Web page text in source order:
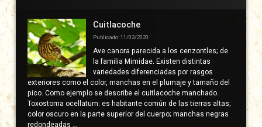
derecha
Cuitlacoche
Publicado: 11/03/2020
Ave canora parecida a los cenzontles; de
la familia Mimidae. Existen distintas
variedades diferenciadas por rasgos
exteriores como el color, manchas en el plumaje y tamaño del
pico. Como ejemplo se describe el cuitlacoche manchado.
Toxostoma ocellatum: es habitante común de las tierras altas;
color oscuro en la parte superior del cuerpo; manchas negras
redondeadas …